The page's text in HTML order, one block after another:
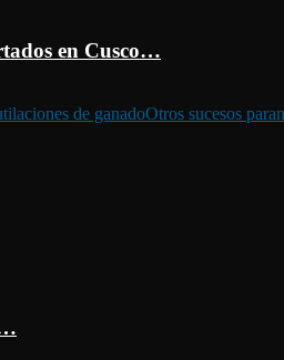
en Cusco…
de ganadoOtros sucesos